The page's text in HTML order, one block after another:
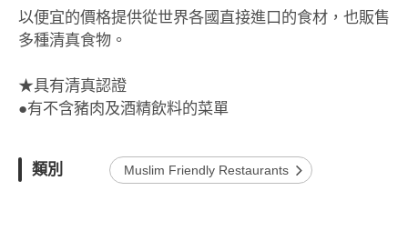
以便宜的價格提供從世界各國直接進口的食材，也販售
多種清真食物。
★具有清真認證
●有不含豬肉及酒精飲料的菜單
類別 Muslim Friendly Restaurants